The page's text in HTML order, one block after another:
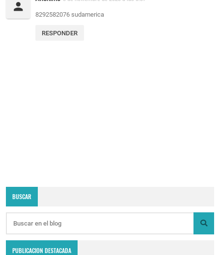
8292582076 sudamerica
RESPONDER
BUSCAR
PUBLICACION DESTACADA